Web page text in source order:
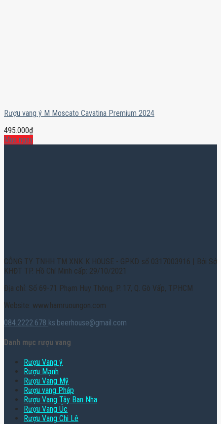
Rượu vang ý M Moscato Cavatina Premium 2024
495.000₫
Mua ngay
CÔNG TY TNHH TM XNK K HOUSE - GPKD số 0317003916 | Bởi Sở
KHĐT TP. Hồ Chí Minh cấp: 29/10/2021
Địa chỉ: Số 69-71 Phạm Huy Thông, P. 17, Q. Gò Vấp, TPHCM
Website: www.hamruoungon.com
084.2222.678 ks.beerhouse@gmail.com
Danh mục rượu vang
Rượu Vang ý
Rượu Mạnh
Rượu Vang Mỹ
Rượu vang Pháp
Rượu Vang Tây Ban Nha
Rượu Vang Úc
Rượu Vang Chi Lê